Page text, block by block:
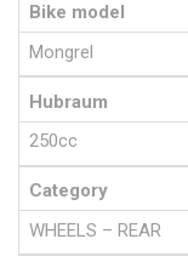
Bike model
Mongrel
Hubraum
250cc
Category
WHEELS – REAR